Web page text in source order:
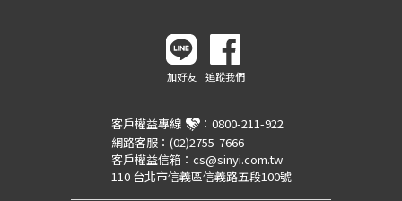
加好友 追蹤我們
客戶權益專線 ： 0800-211-922
網路客服： (02)2755-7666
客戶權益信箱： cs@sinyi.com.tw
110 台北市信義區信義路五段100號